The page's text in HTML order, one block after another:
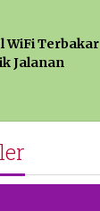
WiFi Terbakar
Jalanan